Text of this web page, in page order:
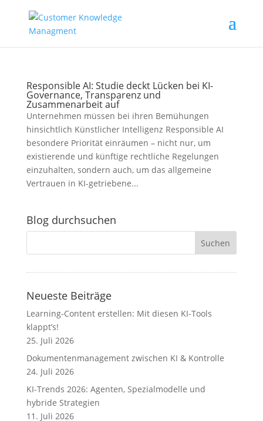
Responsible AI: Studie deckt Lücken bei KI-
Governance, Transparenz und
Zusammenarbeit auf
Unternehmen müssen bei ihren Bemühungen
hinsichtlich Künstlicher Intelligenz Responsible AI
besondere Priorität einräumen – nicht nur, um
existierende und künftige rechtliche Regelungen
einzuhalten, sondern auch, um das allgemeine
Vertrauen in KI-getriebene...
Blog durchsuchen
Neueste Beiträge
Learning-Content erstellen: Mit diesen KI-Tools
klappt’s!
25. Juli 2026
Dokumentenmanagement zwischen KI & Kontrolle
24. Juli 2026
KI-Trends 2026: Agenten, Spezialmodelle und
hybride Strategien
11. Juli 2026